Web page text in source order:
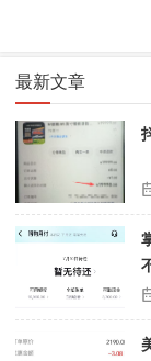
最新文章